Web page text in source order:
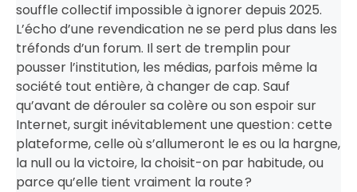
souffle collectif impossible à ignorer depuis 2025.
L’écho d’une revendication ne se perd plus dans les
tréfonds d’un forum. Il sert de tremplin pour
pousser l’institution, les médias, parfois même la
société tout entière, à changer de cap. Sauf
qu’avant de dérouler sa colère ou son espoir sur
Internet, surgit inévitablement une question : cette
plateforme, celle où s’allumeront le es ou la hargne,
la null ou la victoire, la choisit-on par habitude, ou
parce qu’elle tient vraiment la route ?